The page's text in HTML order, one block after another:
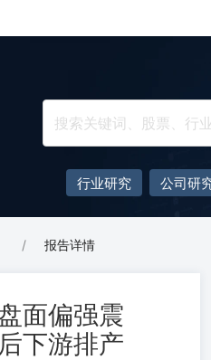
行业研究 公司研
/ 报告详情
面偏强震
下游排产